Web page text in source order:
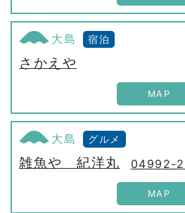
大島 宿泊
さかえや
MAP
大島 グルメ
雑魚や 紀洋丸 04992-
MAP